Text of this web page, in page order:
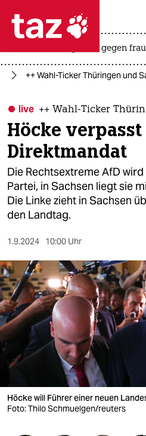
 taz zahl
taz zahl ich
themen
politik
öko
gesellschaft
kultur
sport
berlin
nord
wahrheit
verlag
veranstaltungen
gewalt gegen
++ Wahl-Ticker Thüringen und
live ++ Wahl-Ticker
Höcke
Direktmandat
Die Rechtsextreme AfD
Partei, in Sachsen liegt sie
Die Linke zieht in Sachsen
den Landtag.
1.9.2024 10:00 Uhr
Höcke will Führer einer neuen
Foto: Thilo Schmuelgen/reuters